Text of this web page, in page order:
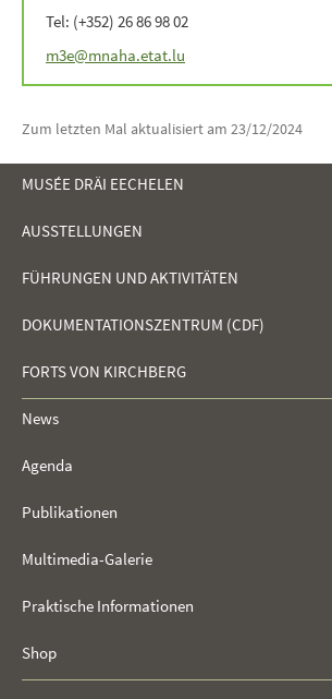
Tel: (+352) 26 86 98 02
m3e@mnaha.etat.lu
Zum letzten Mal aktualisiert am 23/12/2024
NAVIGATIONSMENÜ
MUSÉE DRÄI EECHELEN
AUSSTELLUNGEN
FÜHRUNGEN UND AKTIVITÄTEN
DOKUMENTATIONSZENTRUM (CDF)
FORTS VON KIRCHBERG
News
Agenda
Publikationen
Multimedia-Galerie
Praktische Informationen
Shop